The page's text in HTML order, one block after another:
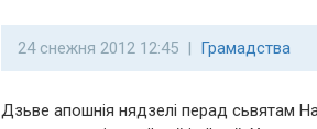
24 снежня 2012 12:45 | Грамадства
Дзьве апошнія нядзелі перад сьвятам